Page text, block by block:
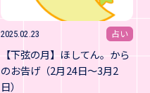
2025.02.23 占い
【下弦の月】ほしてん。から
のお告げ（2月24日～3月2
日）